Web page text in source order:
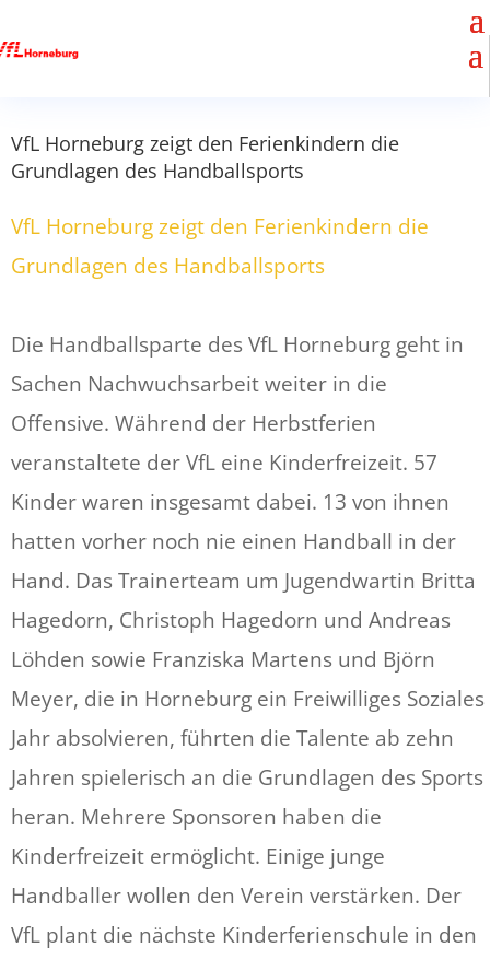
VfL Horneburg zeigt den Ferienkindern die
Grundlagen des Handballsports
VfL Horneburg zeigt den Ferienkindern die
Grundlagen des Handballsports
Die Handballsparte des VfL Horneburg geht in
Sachen Nachwuchsarbeit weiter in die
Offensive. Während der Herbstferien
veranstaltete der VfL eine Kinderfreizeit. 57
Kinder waren insgesamt dabei. 13 von ihnen
hatten vorher noch nie einen Handball in der
Hand. Das Trainerteam um Jugendwartin Britta
Hagedorn, Christoph Hagedorn und Andreas
Löhden sowie Franziska Martens und Björn
Meyer, die in Horneburg ein Freiwilliges Soziales
Jahr absolvieren, führten die Talente ab zehn
Jahren spielerisch an die Grundlagen des Sports
heran. Mehrere Sponsoren haben die
Kinderfreizeit ermöglicht. Einige junge
Handballer wollen den Verein verstärken. Der
VfL plant die nächste Kinderferienschule in den